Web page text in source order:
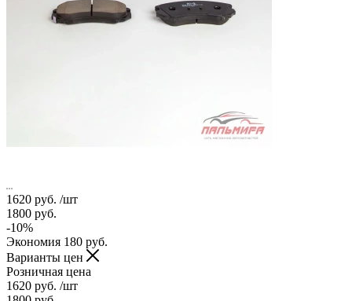
1620 руб. /шт
1800 руб.
-10%
Экономия 180 руб.
Варианты цен
Розничная цена
1620 руб. /шт